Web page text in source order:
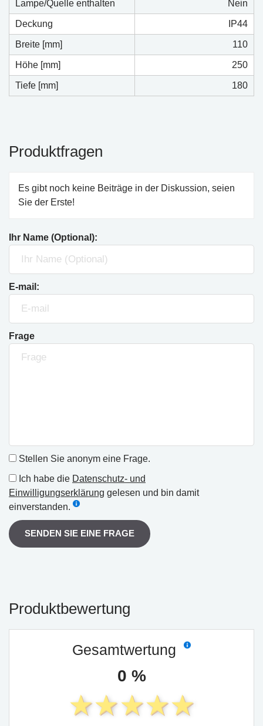
Lampe/Quelle enthalten Nein
Deckung IP44
Breite [mm] 110
Höhe [mm] 250
Tiefe [mm] 180
Produktfragen
Es gibt noch keine Beiträge in der Diskussion, seien
Sie der Erste!
Ihr Name (Optional):
E-mail:
Frage
Stellen Sie anonym eine Frage.
Ich habe die Datenschutz- und
Einwilligungserklärung gelesen und bin damit
einverstanden.
SENDEN SIE EINE FRAGE
Produktbewertung
Gesamtwertung
0 %